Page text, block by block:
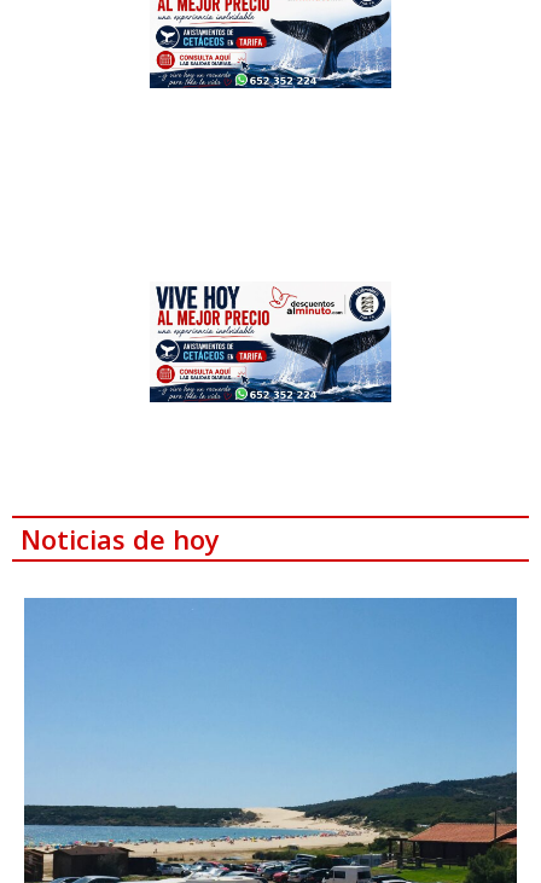
Noticias de hoy